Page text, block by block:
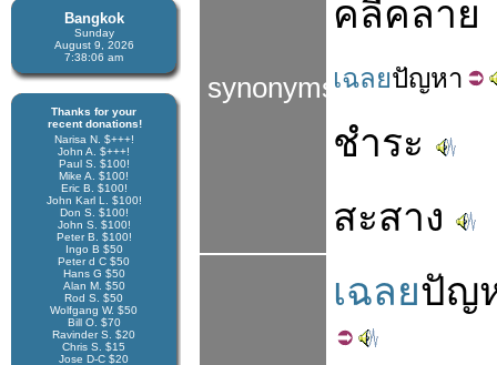
Bangkok
Sunday
August 9, 2026
7:38:06 am
Thanks for your
recent donations!
Narisa N. $+++!
John A. $+++!
Paul S. $100!
Mike A. $100!
Eric B. $100!
John Karl L. $100!
Don S. $100!
John S. $100!
Peter B. $100!
Ingo B $50
Peter d C $50
Hans G $50
Alan M. $50
Rod S. $50
Wolfgang W. $50
Bill O. $70
Ravinder S. $20
Chris S. $15
Jose D-C $20
synonyms
คลี่คลาย
เฉลยปัญหา
ชำระ
สะสาง
เฉลยปัญ